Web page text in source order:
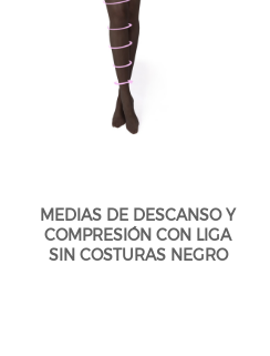
MEDIAS DE DESCANSO Y
COMPRESIÓN CON LIGA
SIN COSTURAS NEGRO